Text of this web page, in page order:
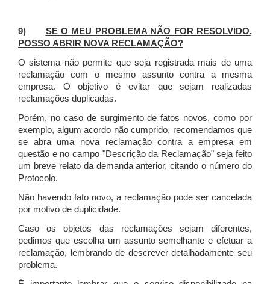
9) SE O MEU PROBLEMA NÃO FOR RESOLVIDO,
POSSO ABRIR NOVA RECLAMAÇÃO?
O sistema não permite que seja registrada mais de uma
reclamação com o mesmo assunto contra a mesma
empresa. O objetivo é evitar que sejam realizadas
reclamações duplicadas.
Porém, no caso de surgimento de fatos novos, como por
exemplo, algum acordo não cumprido, recomendamos que
se abra uma nova reclamação contra a empresa em
questão e no campo "Descrição da Reclamação" seja feito
um breve relato da demanda anterior, citando o número do
Protocolo.
Não havendo fato novo, a reclamação pode ser cancelada
por motivo de duplicidade.
Caso os objetos das reclamações sejam diferentes,
pedimos que escolha um assunto semelhante e efetuar a
reclamação, lembrando de descrever detalhadamente seu
problema.